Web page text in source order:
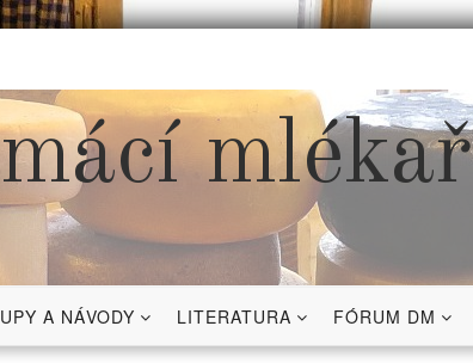
mlékař
A NÁVODY LITERATURA FÓRUM DM